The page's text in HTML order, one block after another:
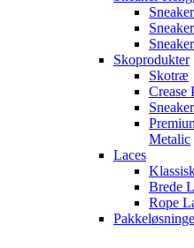
Skoprodukter
Skotræ
Crease
Metalic
Laces
Brede
Rope